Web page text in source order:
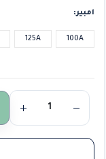
امبير
100A
125A